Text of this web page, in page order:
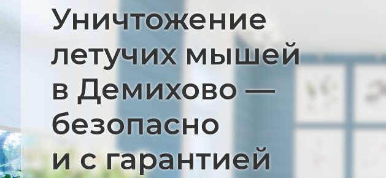
Уничтожение
летучих мышей
в Демихово —
безопасно
и с гарантией